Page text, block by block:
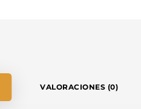
VALORACIONES (0)